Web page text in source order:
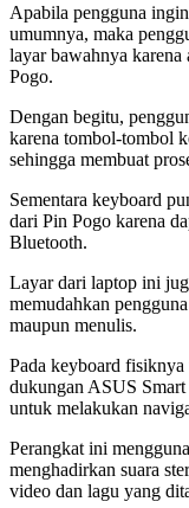
Apabila pengguna
umumnya, maka
layar bawahnya karena
Pogo.
Dengan begitu,
karena tombol-tombol
sehingga membuat
Sementara keyboard
dari Pin Pogo karena
Bluetooth.
Layar dari laptop ini
memudahkan
maupun menulis.
Pada keyboard fisiknya
dukungan ASUS
untuk melakukan
Perangkat ini
menghadirkan suara
video dan lagu yang